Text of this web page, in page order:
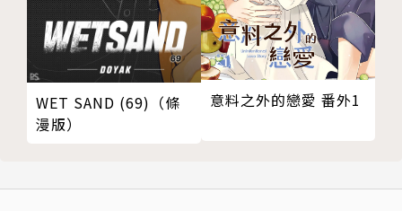
WET SAND (69)（條
漫版）
意料之外的戀愛 番外1